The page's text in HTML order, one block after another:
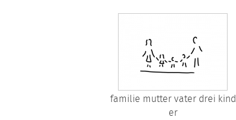
familie mutter vater drei kind
er